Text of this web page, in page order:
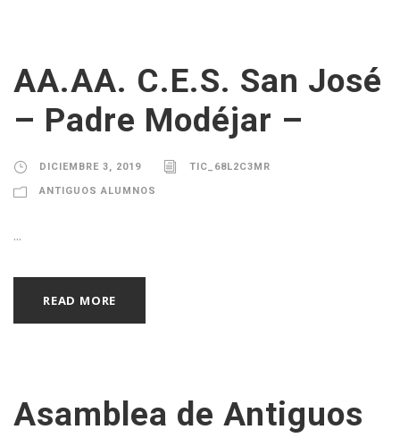
AA.AA. C.E.S. San José
– Padre Modéjar –
DICIEMBRE 3, 2019 TIC_68L2C3MR
ANTIGUOS ALUMNOS
...
READ MORE
Asamblea de Antiguos